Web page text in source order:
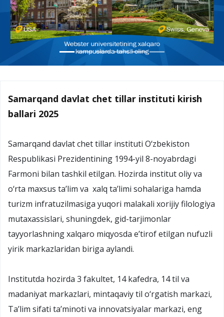
Samarqand davlat chet tillar instituti kirish
ballari 2025
Samarqand davlat chet tillar instituti O‘zbekiston
Respublikasi Prezidentining 1994-yil 8-noyabrdagi
Farmoni bilan tashkil etilgan. Hozirda institut oliy va
o‘rta maxsus ta’lim va xalq ta’limi sohalariga hamda
turizm infratuzilmasiga yuqori malakali xorijiy filologiya
mutaxassislari, shuningdek, gid-tarjimonlar
tayyorlashning xalqaro miqyosda e’tirof etilgan nufuzli
yirik markazlaridan biriga aylandi.
Institutda hozirda 3 fakultet, 14 kafedra, 14 til va
madaniyat markazlari, mintaqaviy til o‘rgatish markazi,
Ta’lim sifati ta’minoti va innovatsiyalar markazi, eng